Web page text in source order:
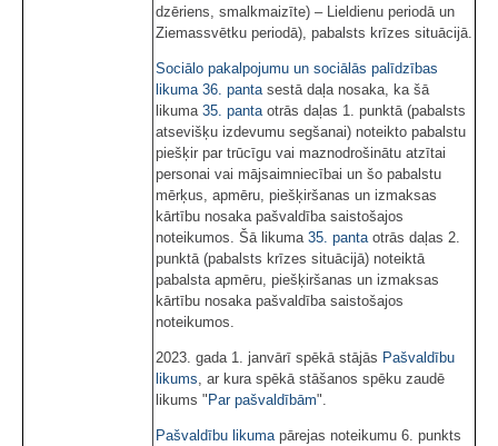
dzēriens, smalkmaizīte) – Lieldienu periodā un
Ziemassvētku periodā), pabalsts krīzes situācijā.
Sociālo pakalpojumu un sociālās palīdzības
likuma 36. panta sestā daļa nosaka, ka šā
likuma 35. panta otrās daļas 1. punktā (pabalsts
atsevišķu izdevumu segšanai) noteikto pabalstu
piešķir par trūcīgu vai maznodrošinātu atzītai
personai vai mājsaimniecībai un šo pabalstu
mērķus, apmēru, piešķiršanas un izmaksas
kārtību nosaka pašvaldība saistošajos
noteikumos. Šā likuma 35. panta otrās daļas 2.
punktā (pabalsts krīzes situācijā) noteiktā
pabalsta apmēru, piešķiršanas un izmaksas
kārtību nosaka pašvaldība saistošajos
noteikumos.
2023. gada 1. janvārī spēkā stājās Pašvaldību
likums , ar kura spēkā stāšanos spēku zaudē
likums "Par pašvaldībām".
Pašvaldību likuma pārejas noteikumu 6. punkts